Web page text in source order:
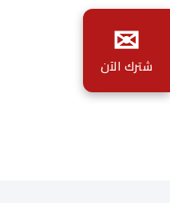
✉
شترك الآن